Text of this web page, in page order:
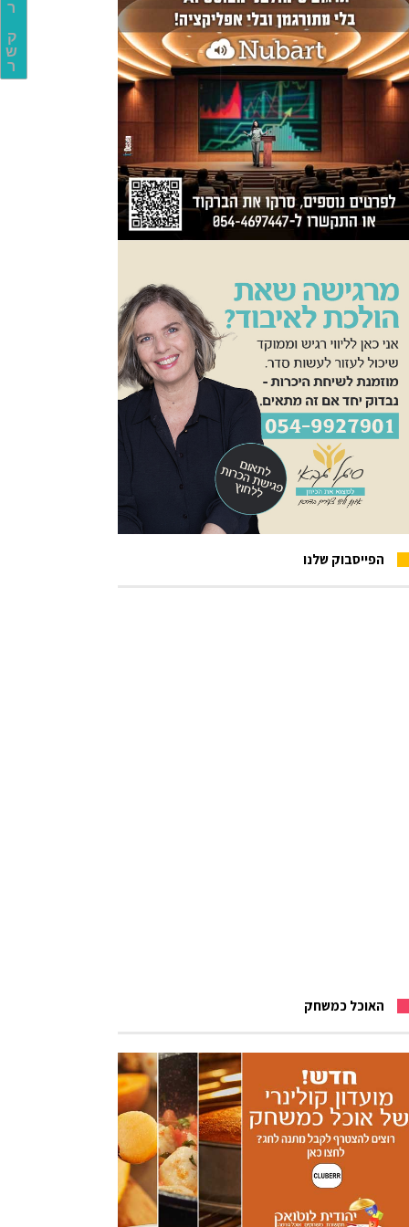
ר
ק
ש
ר
הפייסבוק שלנו
האוכל כמשחק